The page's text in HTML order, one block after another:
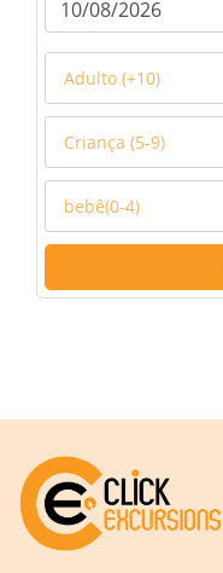
Adulto (+10)
Criança (5-9)
bebê(0-4)